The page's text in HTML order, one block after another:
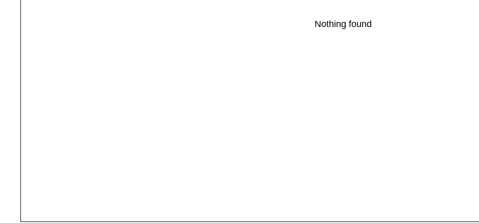
Nothing found